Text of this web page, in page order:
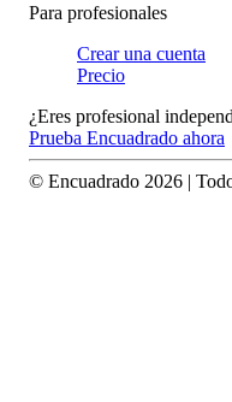
Para profesionales
Crear una cuenta
Precio
¿Eres profesional
Prueba Encuadrado ahora
© Encuadrado 2026 |